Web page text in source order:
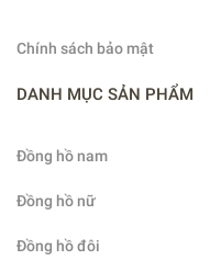
Chính sách bảo mật
DANH MỤC SẢN PHẨM
Đồng hồ nam
Đồng hồ nữ
Đồng hồ đôi